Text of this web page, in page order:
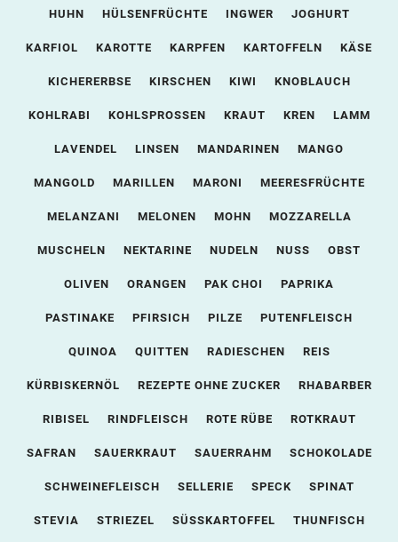
HUHN HÜLSENFRÜCHTE INGWER JOGHURT
KARFIOL KAROTTE KARPFEN KARTOFFELN KÄSE
KICHERERBSE KIRSCHEN KIWI KNOBLAUCH
KOHLRABI KOHLSPROSSEN KRAUT KREN LAMM
LAVENDEL LINSEN MANDARINEN MANGO
MANGOLD MARILLEN MARONI MEERESFRÜCHTE
MELANZANI MELONEN MOHN MOZZARELLA
MUSCHELN NEKTARINE NUDELN NUSS OBST
OLIVEN ORANGEN PAK CHOI PAPRIKA
PASTINAKE PFIRSICH PILZE PUTENFLEISCH
QUINOA QUITTEN RADIESCHEN REIS
KÜRBISKERNÖL REZEPTE OHNE ZUCKER RHABARBER
RIBISEL RINDFLEISCH ROTE RÜBE ROTKRAUT
SAFRAN SAUERKRAUT SAUERRAHM SCHOKOLADE
SCHWEINEFLEISCH SELLERIE SPECK SPINAT
STEVIA STRIEZEL SÜSSKARTOFFEL THUNFISCH